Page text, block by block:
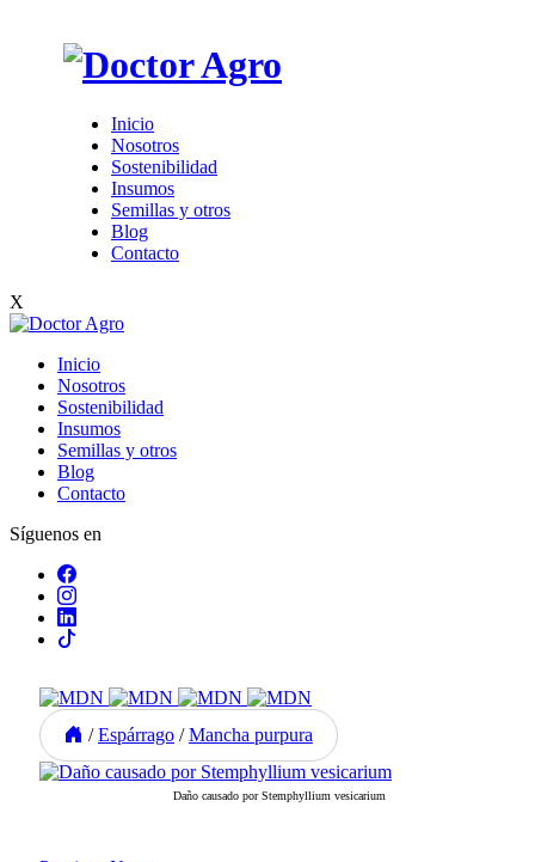
Inicio
Nosotros
Sostenibilidad
Insumos
Semillas y otros
Blog
Contacto
X
Inicio
Nosotros
Sostenibilidad
Insumos
Semillas y otros
Blog
Contacto
Síguenos en
/ Espárrago / Mancha purpura
Daño causado por Stemphyllium vesicarium